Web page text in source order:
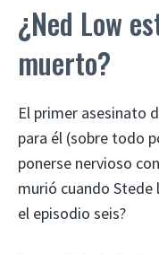
¿Ned Low
muerto?
El primer asesinato
para él (sobre todo
ponerse nervioso
murió cuando Stede
el episodio seis?